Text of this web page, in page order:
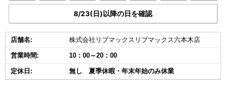
8/23(日)以降の日を確認
店舗名: 株式会社リブマックスリブマックス六本木店
営業時間: 10：00～20：00
定休日: 無し 夏季休暇・年末年始のみ休業